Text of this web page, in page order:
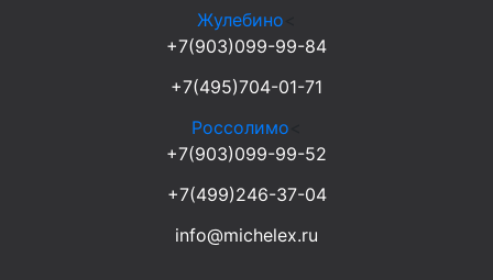
Жулебино
+7(903)099-99-84
+7(495)704-01-71
Россолимо
+7(903)099-99-52
+7(499)246-37-04
info@michelex.ru